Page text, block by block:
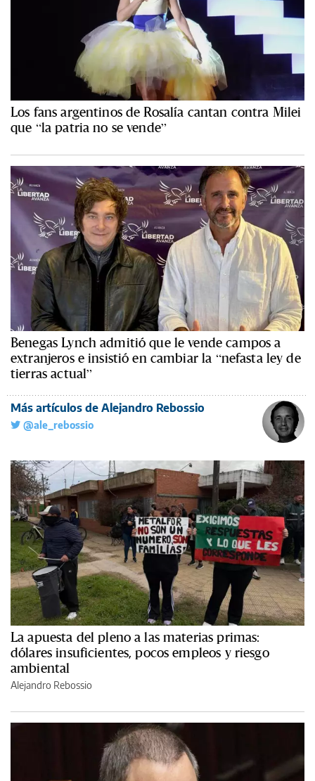
Los fans argentinos de Rosalía cantan contra Milei
que “la patria no se vende”
Benegas Lynch admitió que le vende campos a
extranjeros e insistió en cambiar la “nefasta ley de
tierras actual”
Más artículos de Alejandro Rebossio
@ale_rebossio
La apuesta del pleno a las materias primas:
dólares insuficientes, pocos empleos y riesgo
ambiental
Alejandro Rebossio